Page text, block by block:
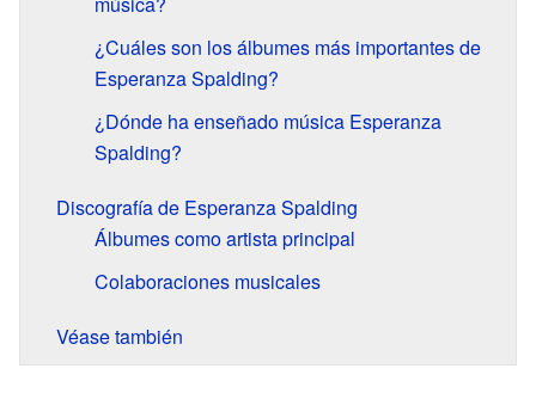
¿Cuáles son los álbumes más importantes de
Esperanza Spalding?
¿Dónde ha enseñado música Esperanza
Spalding?
Discografía de Esperanza Spalding
Álbumes como artista principal
Colaboraciones musicales
Véase también